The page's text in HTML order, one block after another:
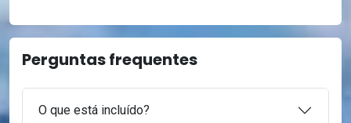
Perguntas frequentes
O que está incluído?